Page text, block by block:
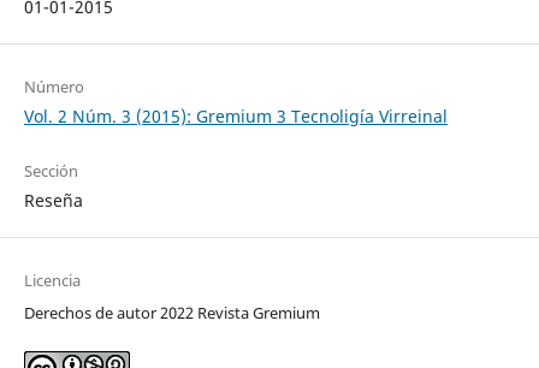
01-01-2015
Número
Vol. 2 Núm. 3 (2015): Gremium 3 Tecnoligía Virreinal
Sección
Reseña
Licencia
Derechos de autor 2022 Revista Gremium